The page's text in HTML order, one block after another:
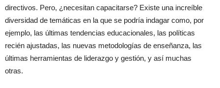
directivos. Pero, ¿necesitan capacitarse? Existe una increíble
diversidad de temáticas en la que se podría indagar como, por
ejemplo, las últimas tendencias educacionales, las políticas
recién ajustadas, las nuevas metodologías de enseñanza, las
últimas herramientas de liderazgo y gestión, y así muchas
otras.